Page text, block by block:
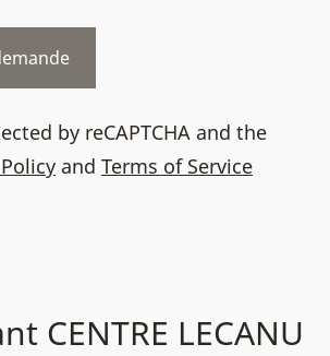
by reCAPTCHA and the
and Terms of Service
CENTRE LECANU